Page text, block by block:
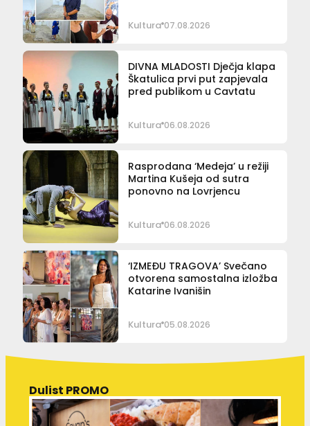
Kultura 07.08.2026
DIVNA MLADOSTI Dječja klapa
Škatulica prvi put zapjevala
pred publikom u Cavtatu
Kultura 06.08.2026
Rasprodana ‘Medeja’ u režiji
Martina Kušeja od sutra
ponovno na Lovrjencu
Kultura 06.08.2026
‘IZMEĐU TRAGOVA’ Svečano
otvorena samostalna izložba
Katarine Ivanišin
Kultura 05.08.2026
Dulist PROMO